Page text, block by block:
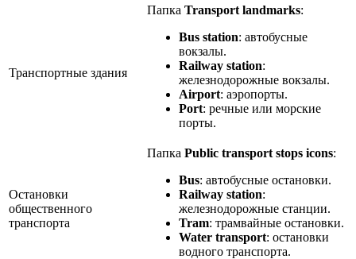
Транспортные здания
Папка Transport landmarks:
Bus station: автобусные
вокзалы.
Railway station:
железнодорожные вокзалы.
Airport: аэропорты.
Port: речные или морские
порты.
Остановки
общественного
транспорта
Папка Public transport stops icons:
Bus: автобусные остановки.
Railway station:
железнодорожные станции.
Tram: трамвайные остановки.
Water transport: остановки
водного транспорта.